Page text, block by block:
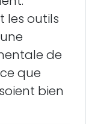
les outils
de
que
bien